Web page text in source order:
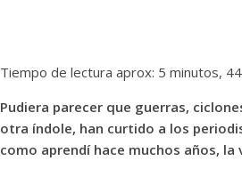
Tiempo de lectura aprox: 5 minutos,
Pudiera parecer que guerras,
otra índole, han curtido a los
como aprendí hace muchos años, la